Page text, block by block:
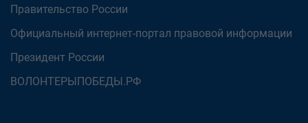
Правительство России
Официальный интернет-портал правовой информации
Президент России
ВОЛОНТЕРЫПОБЕДЫ.РФ